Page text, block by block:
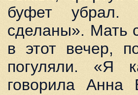
буфет убрал.
сделаны». Мать
в этот вечер,
погуляли. «Я
говорила Анна